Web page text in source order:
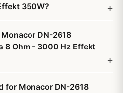
350W?
DN-2618
8 Ohm - 3000 Hz Effekt
for Monacor DN-2618